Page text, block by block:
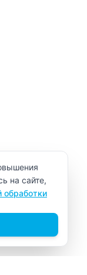
на сайте,
обработки